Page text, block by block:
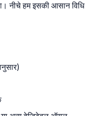
नीचे हम इसकी आसान विधि